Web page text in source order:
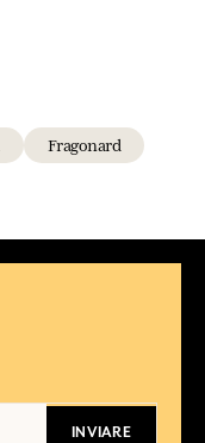
Fragonard
INVIARE